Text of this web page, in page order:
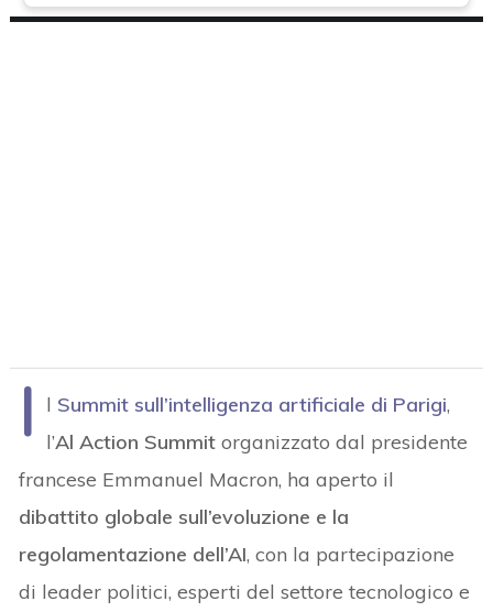
I l Summit sull’intelligenza artificiale di Parigi,
l’Al Action Summit organizzato dal presidente
francese Emmanuel Macron, ha aperto il
dibattito globale sull’evoluzione e la
regolamentazione dell’AI, con la partecipazione
di leader politici, esperti del settore tecnologico e